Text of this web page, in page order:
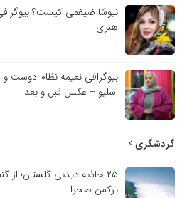
نیوشا ضیغمی کیست؟ بیوگرافی
هنری
بیوگرافی نعیمه نظام دوست و
اسلیو + عکس قبل و بعد
گردشگری
۲۵ جاذبه دیدنی گلستان؛ از
ترکمن صحرا